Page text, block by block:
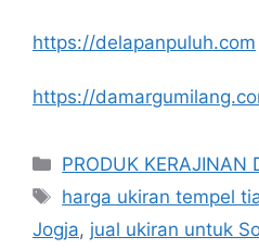
https://delapanpuluh.com
https://
Kategori
PRODUK KERAJINAN
Tag
harga ukiran tempel
Jogja, jual ukiran untuk